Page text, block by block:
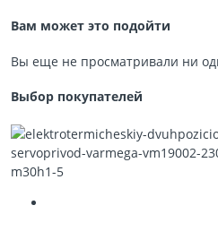
Вам может это подойти
Вы еще не просматривали ни
Выбор покупателей